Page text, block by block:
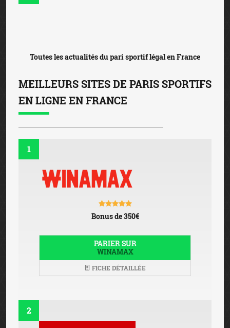
Toutes les actualités du pari sportif légal en France
MEILLEURS SITES DE PARIS SPORTIFS
EN LIGNE EN FRANCE
1
Bonus de 350€
PARIER SUR
WINAMAX
FICHE DÉTAILLÉE
2